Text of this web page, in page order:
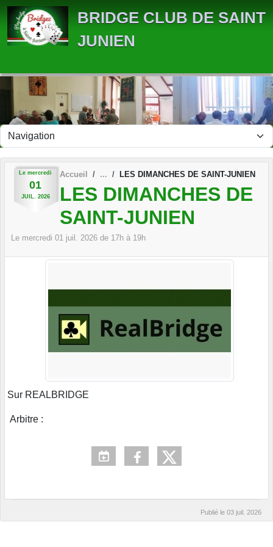
BRIDGE CLUB DE SAINT
JUNIEN
Le mercredi
01
JUIL. 2026
Accueil LES DIMANCHES DE SAINT-JUNIEN
LES DIMANCHES DE
SAINT-JUNIEN
Le mercredi 01 juil. 2026 de 17h à 19h
Sur REALBRIDGE
Arbitre :
Publié le 03 juil. 2026
Panneau de gestion des cookies